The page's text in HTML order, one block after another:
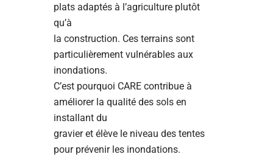
plats adaptés à l’agriculture plutôt
qu’à
la construction. Ces terrains sont
particulièrement vulnérables aux
inondations.
C’est pourquoi CARE contribue à
améliorer la qualité des sols en
installant du
gravier et élève le niveau des tentes
pour prévenir les inondations.